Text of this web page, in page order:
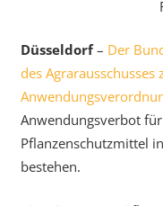
Düsseldorf– Der
des
Anwendungsverbot
Pflanzenschutzmittel
bestehen.